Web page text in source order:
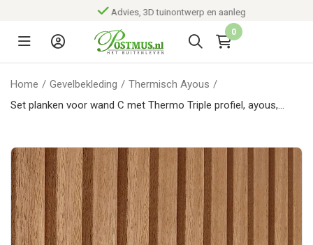
Advies, 3D tuinontwerp en aanleg
0
Home / Gevelbekleding / Thermisch Ayous /
Set planken voor wand C met Thermo Triple profiel, ayous,